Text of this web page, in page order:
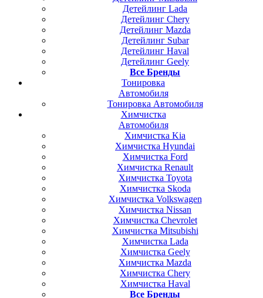
Детейлинг Lada
Детейлинг Chery
Детейлинг Mazda
Детейлинг Subar
Детейлинг Haval
Детейлинг Geely
Все Бренды
Тонировка
Автомобиля
Тонировка Автомобиля
Химчистка
Автомобиля
Химчистка Kia
Химчистка Hyundai
Химчистка Ford
Химчистка Renault
Химчистка Toyota
Химчистка Skoda
Химчистка Volkswagen
Химчистка Nissan
Химчистка Chevrolet
Химчистка Mitsubishi
Химчистка Lada
Химчистка Geely
Химчистка Mazda
Химчистка Chery
Химчистка Haval
Все Бренды